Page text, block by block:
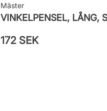
Mäster
172 SEK